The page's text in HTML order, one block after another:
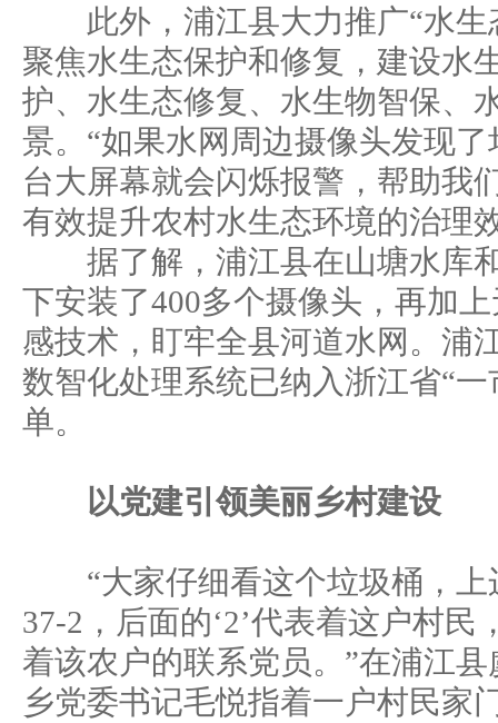
此外，浦江县大力推广“水生
聚焦水生态保护和修复，建设水
护、水生态修复、水生物智保、
景。“如果水网周边摄像头发现
台大屏幕就会闪烁报警，帮助我
有效提升农村水生态环境的治理
据了解，浦江县在山塘水库
下安装了400多个摄像头，再加
感技术，盯牢全县河道水网。浦
数智化处理系统已纳入浙江省“
单。
以党建引领美丽乡村建设
“大家仔细看这个垃圾桶，上
37-2，后面的‘2’代表着这户村民
着该农户的联系党员。”在浦江
乡党委书记毛悦指着一户村民家